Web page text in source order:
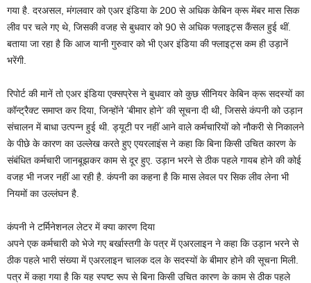
गया है. दरअसल, मंगलवार को एअर इंडिया के 200 से अधिक केबिन क्रू मेंबर मास सिक
लीव पर चले गए थे, जिसकी वजह से बुधवार को 90 से अधिक फ्लाइट्स कैंसल हुई थीं.
बताया जा रहा है कि आज यानी गुरुवार को भी एअर इंडिया की फ्लाइट्स कम ही उड़ानें
भरेंगी.
रिपोर्ट की मानें तो एअर इंडिया एक्सप्रेस ने बुधवार को कुछ सीनियर केबिन क्रू सदस्यों का
कॉन्ट्रैक्ट समाप्त कर दिया, जिन्होंने ‘बीमार होने’ की सूचना दी थी, जिससे कंपनी को उड़ान
संचालन में बाधा उत्पन्न हुई थी. ड्यूटी पर नहीं आने वाले कर्मचारियों को नौकरी से निकालने
के पीछे के कारण का उल्लेख करते हुए एयरलाइंस ने कहा कि बिना किसी उचित कारण के
संबंधित कर्मचारी जानबूझकर काम से दूर हुए. उड़ान भरने से ठीक पहले गायब होने की कोई
वजह भी नजर नहीं आ रही है. कंपनी का कहना है कि मास लेवल पर सिक लीव लेना भी
नियमों का उल्लंघन है.
कंपनी ने टर्मिनेशनल लेटर में क्या कारण दिया
अपने एक कर्मचारी को भेजे गए बर्खास्तगी के पत्र में एअरलाइन ने कहा कि उड़ान भरने से
ठीक पहले भारी संख्या में एअरलाइन चालक दल के सदस्यों के बीमार होने की सूचना मिली.
पत्र में कहा गया है कि यह स्पष्ट रूप से बिना किसी उचित कारण के काम से ठीक पहले